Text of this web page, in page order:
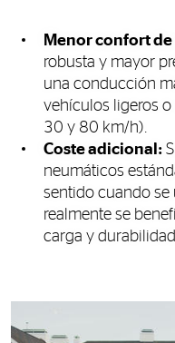
Menor confort
robusta y mayor
una conducción
vehículos ligeros
30 y 80 km/h).
Coste adicional:
neumáticos
sentido cuando se
realmente se
carga y